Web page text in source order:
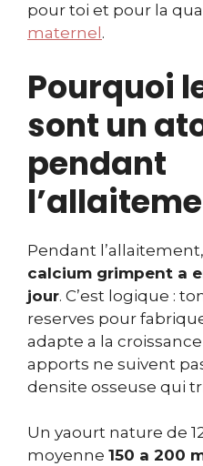
pour toi et pour la
maternel .
Pourquoi
sont un
pendant
Pendant l’allaitement,
calcium grimpent a
jour. C’est logique :
reserves pour
adapte a la
apports ne suivent
densite osseuse qui
Un yaourt nature de
moyenne 150 a 200